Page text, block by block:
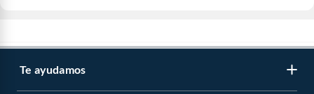
Te ayudamos